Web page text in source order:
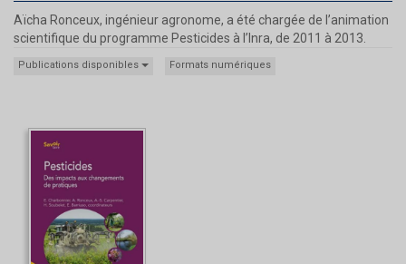
Aïcha Ronceux, ingénieur agronome, a été chargée de l’animation
scientifique du programme Pesticides à l’Inra, de 2011 à 2013.
Publications disponibles Formats numériques